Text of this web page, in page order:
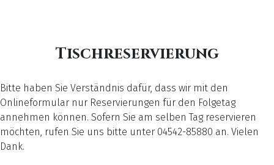
Tischreservierung
Bitte haben Sie Verständnis dafür, dass wir mit den
Onlineformular nur Reservierungen für den Folgetag
annehmen können. Sofern Sie am selben Tag reservieren
möchten, rufen Sie uns bitte unter 04542-85880 an. Vielen
Dank.